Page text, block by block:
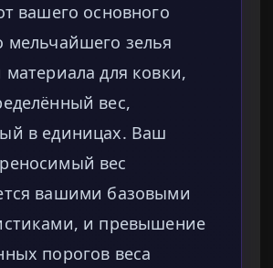
вашего основного
мельчайшего зелья
для ковки,
вес,
в единицах. Ваш
вес
вашими базовыми
и превышение
порогов веса